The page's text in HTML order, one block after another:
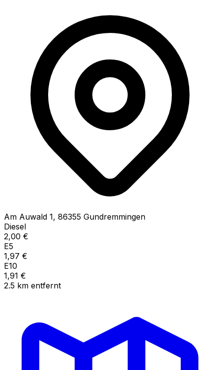
Am Auwald 1, 86355 Gundremmingen
Diesel
2,00 €
E5
1,97 €
E10
1,91 €
2.5 km entfernt